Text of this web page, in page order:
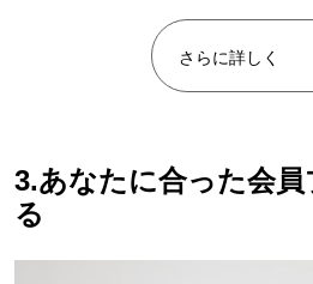
さらに詳しく
3.あなたに合った会
る